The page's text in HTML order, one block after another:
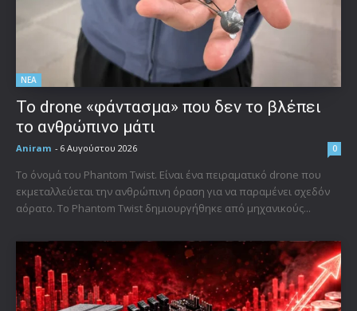
ΝΕΑ
Το drone «φάντασμα» που δεν το βλέπει
το ανθρώπινο μάτι
Aniram - 6 Αυγούστου 2026 0
Το όνομά του Phantom Twist. Είναι ένα πειραματικό drone που
εκμεταλλεύεται την ανθρώπινη όραση για να παραμένει σχεδόν
αόρατο. Το Phantom Twist δημιουργήθηκε από μηχανικούς...